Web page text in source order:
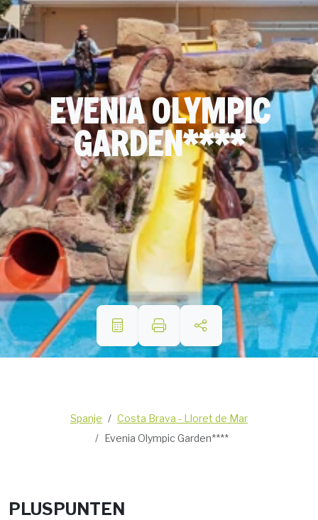
EVENIA OLYMPIC
GARDEN****
Spanje
Costa Brava - Lloret de Mar
Evenia Olympic Garden****
PLUSPUNTEN